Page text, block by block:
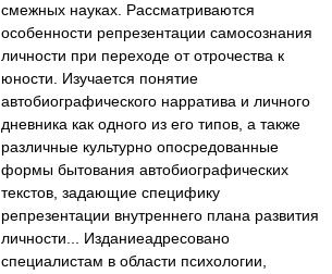
смежных науках. Рассматриваются
особенности репрезентации самосознания
личности при переходе от отрочества к
юности. Изучается понятие
автобиографического нарратива и личного
дневника как одного из его типов, а также
различные культурно опосредованные
формы бытования автобиографических
текстов, задающие специфику
репрезентации внутреннего плана развития
личности... Изданиеадресовано
специалистам в области психологии,